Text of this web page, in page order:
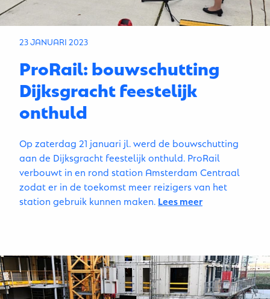
23 JANUARI 2023
ProRail: bouwschutting
Dijksgracht feestelijk
onthuld
Op zaterdag 21 januari jl. werd de bouwschutting
aan de Dijksgracht feestelijk onthuld. ProRail
verbouwt in en rond station Amsterdam Centraal
zodat er in de toekomst meer reizigers van het
station gebruik kunnen maken. Lees meer